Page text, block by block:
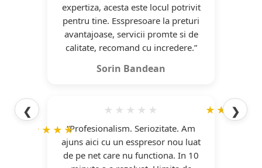
expertiza, acesta este locul potrivit
pentru tine. Esspresoare la preturi
avantajoase, servicii promte si de
calitate, recomand cu incredere.”
Sorin Bandean
“Profesionalism. Seriozitate. Am
ajuns aici cu un esspresor nou luat
de pe net care nu functiona. In 10
❮ ❯